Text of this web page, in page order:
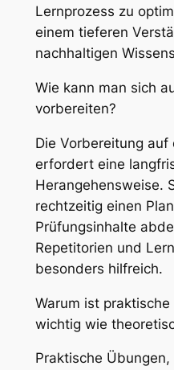
Lernprozess zu
einem tieferen
nachhaltigen
Wie kann man sich
vorbereiten?
Die Vorbereitung
erfordert eine
Herangehensweise.
rechtzeitig einen
Prüfungsinhalte
Repetitorien und
besonders hilfreich.
Warum ist
wichtig wie
Praktische